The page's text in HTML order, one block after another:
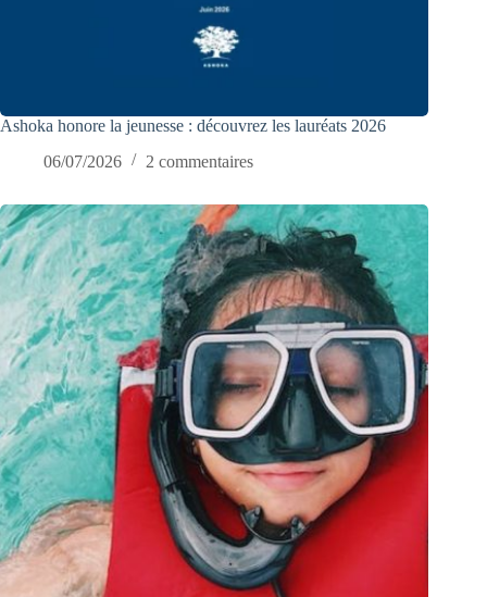
Ashoka honore la jeunesse : découvrez les lauréats 2026
06/07/2026
2 commentaires